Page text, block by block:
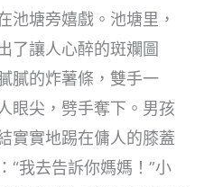
池塘旁嬉戲。池塘里，
了讓人心醉的斑斕圖
膩的炸薯條，雙手一
眼尖，劈手奪下。男孩
實實地踢在傭人的膝蓋
“我去告訴你媽媽！”小